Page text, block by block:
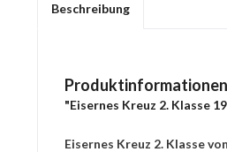
Beschreibung
"Eisernes Kreuz 2. Klasse
Eisernes Kreuz 2. Klasse